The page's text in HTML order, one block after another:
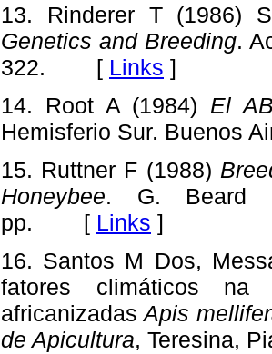
13. Rinderer T (1986)
Genetics and Breeding.
322. [ Links ]
14. Root A (1984) El
Hemisferio Sur.
15. Ruttner F (1988)
Honeybee. G. Beard
pp. [ Links ]
16. Santos M Dos,
fatores climáticos
africanizadasApis
de Apicultura,